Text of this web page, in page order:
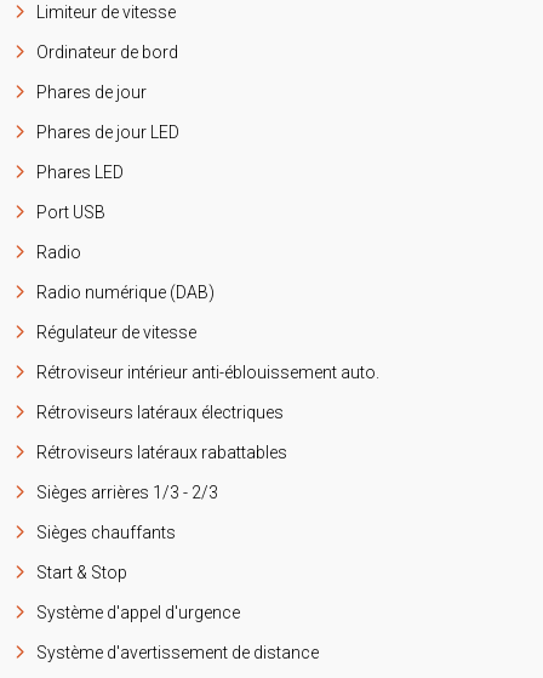
Limiteur de vitesse
Ordinateur de bord
Phares de jour
Phares de jour LED
Phares LED
Port USB
Radio
Radio numérique (DAB)
Régulateur de vitesse
Rétroviseur intérieur anti-éblouissement auto.
Rétroviseurs latéraux électriques
Rétroviseurs latéraux rabattables
Sièges arrières 1/3 - 2/3
Sièges chauffants
Start & Stop
Système d'appel d'urgence
Système d'avertissement de distance